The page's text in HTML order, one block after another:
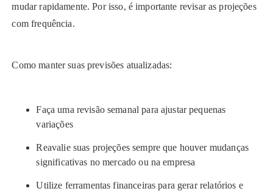
mudar rapidamente. Por isso, é importante revisar as projeções
com frequência.
Como manter suas previsões atualizadas:
Faça uma revisão semanal para ajustar pequenas
variações
Reavalie suas projeções sempre que houver mudanças
significativas no mercado ou na empresa
Utilize ferramentas financeiras para gerar relatórios e